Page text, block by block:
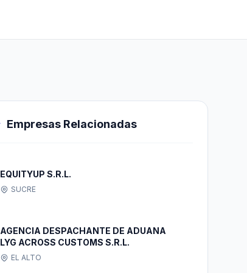
Empresas Relacionadas
EQUITYUP S.R.L.
SUCRE
AGENCIA DESPACHANTE DE ADUANA
LYG ACROSS CUSTOMS S.R.L.
EL ALTO